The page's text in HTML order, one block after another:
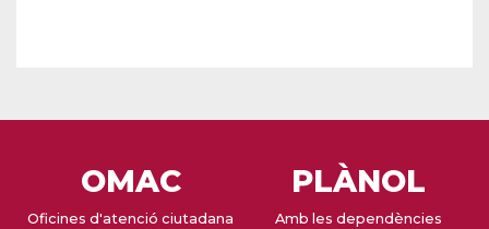
OMAC
Oficines d'atenció ciutadana
PLÀNOL
Amb les dependències